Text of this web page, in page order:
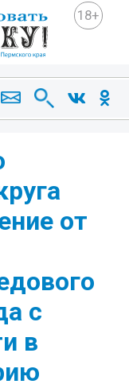
18+
от
с
в